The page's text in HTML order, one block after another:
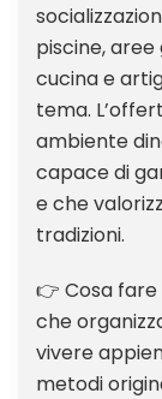
piscine,
cucina e
tema.
ambiente
capace di
e che
tradizioni.
👉 Cosa
che
vivere
metodi